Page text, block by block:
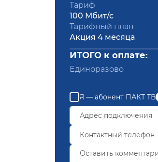
Тариф
100 Мбит/с
Тарифный план
Акция 4 месяца
ИТОГО к оплате:
Единоразово
Я — абонент ПАКТ ТВ